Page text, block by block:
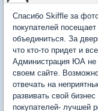
Спасибо Skiffle за
покупателей
объединиться. За
что кто-то придет и
Администрация ЮА не
своем сайте.
отвечать на
развивать свой
покупателей- лучшей